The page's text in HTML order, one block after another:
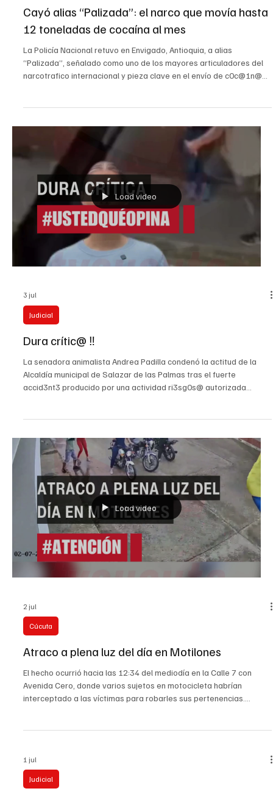
Cayó alias “Palizada”: el narco que movía hasta
12 toneladas de cocaína al mes
La Policía Nacional retuvo en Envigado, Antioquia, a alias
“Palizada”, señalado como uno de los mayores articuladores del
narcotrafico internacional y pieza clave en el envío de c0c@1n@
a gran escala. Las investigaciones lo relacionan con estructuras
asociadas a Los Mellizos, alias “Macaco” y “Cuc
Load video
3 jul
Judicial
Dura crític@ ‼️
La senadora animalista Andrea Padilla condenó la actitud de la
Alcaldía municipal de Salazar de las Palmas tras el fuerte
accid3nt3 producido por una actividad ri3sg0s@ autorizada
autorizada por la administración municipal. En videos difundidos en
redes sociales se observa el momento en que un cabal
Load video
2 jul
Cúcuta
Atraco a plena luz del día en Motilones
El hecho ocurrió hacia las 12:34 del mediodía en la Calle 7 con
Avenida Cero, donde varios sujetos en motocicleta habrían
interceptado a las víctimas para robarles sus pertenencias.
1 jul
Judicial